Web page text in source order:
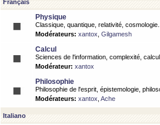
Français
Physique
Classique, quantique, relativité, cosmologie..
Modérateurs: xantox Gilgamesh
Calcul
Sciences de l'information, complexité,
Modérateur: xantox
Philosophie
Philosophie de l'esprit, épistemologie,
Modérateurs: xantox Ache
Italiano